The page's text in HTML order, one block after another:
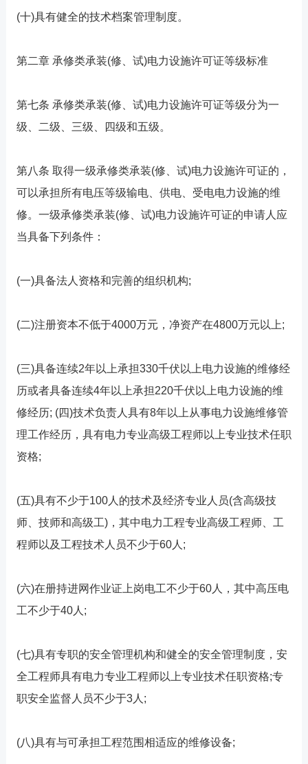
(十)具有健全的技术档案管理制度。
第二章 承修类承装(修、试)电力设施许可证等级标准
第七条 承修类承装(修、试)电力设施许可证等级分为一
级、二级、三级、四级和五级。
第八条 取得一级承修类承装(修、试)电力设施许可证的，
可以承担所有电压等级输电、供电、受电电力设施的维
修。一级承修类承装(修、试)电力设施许可证的申请人应
当具备下列条件：
(一)具备法人资格和完善的组织机构;
(二)注册资本不低于4000万元，净资产在4800万元以上;
(三)具备连续2年以上承担330千伏以上电力设施的维修经
历或者具备连续4年以上承担220千伏以上电力设施的维
修经历; (四)技术负责人具有8年以上从事电力设施维修管
理工作经历，具有电力专业高级工程师以上专业技术任职
资格;
(五)具有不少于100人的技术及经济专业人员(含高级技
师、技师和高级工)，其中电力工程专业高级工程师、工
程师以及工程技术人员不少于60人;
(六)在册持进网作业证上岗电工不少于60人，其中高压电
工不少于40人;
(七)具有专职的安全管理机构和健全的安全管理制度，安
全工程师具有电力专业工程师以上专业技术任职资格;专
职安全监督人员不少于3人;
(八)具有与可承担工程范围相适应的维修设备;